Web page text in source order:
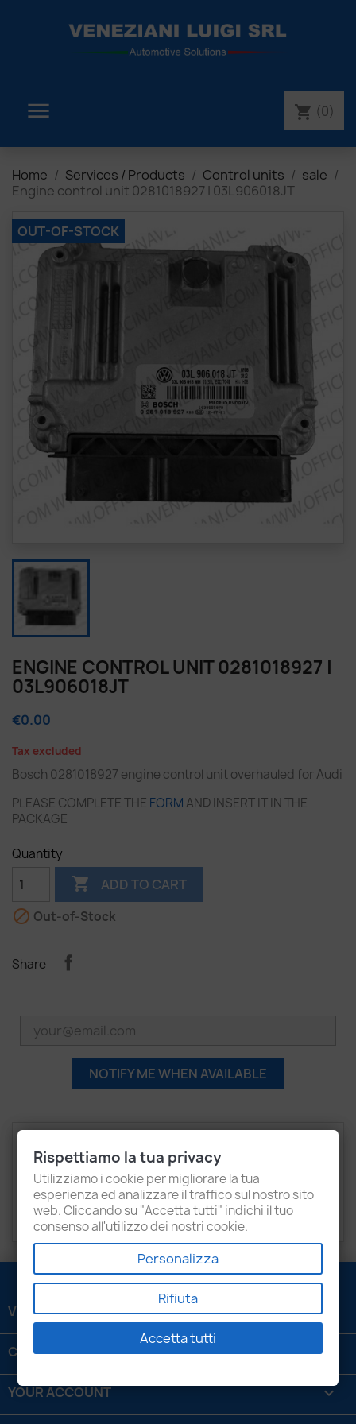
 shopping_cart (0)
Home Services / Products Control units
sale
Engine control unit 0281018927 | 03L906018JT
OUT-OF-STOCK
ENGINE CONTROL UNIT 0281018927 |
03L906018JT
€0.00
Tax excluded
Bosch 0281018927 engine control unit overhauled for Audi
PLEASE COMPLETE THE FORM AND INSERT IT IN THE
PACKAGE
Quantity
 ADD TO CART
 Out-of-Stock
Share
NOTIFY ME WHEN AVAILABLE
Recensioni
AUDIA4, A5
VENEZIANI LUIGI SRL 
CONTATTACI 
YOUR ACCOUNT 
Rispettiamo la tua privacy
Utilizziamo i cookie per migliorare la tua
esperienza ed analizzare il traffico sul nostro sito
web. Cliccando su "Accetta tutti" indichi il tuo
consenso all'utilizzo dei nostri cookie.
Personalizza
Rifiuta
Accetta tutti